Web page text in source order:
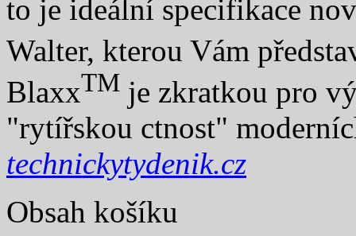
to je ideální specifikace
Walter, kterou Vám
BlaxxTM je zkratkou pro
"rytířskou ctnost"
technickytydenik.cz
Obsah košíku